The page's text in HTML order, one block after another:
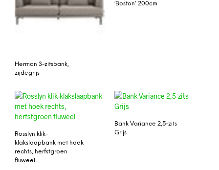
Herman 3-zitsbank,
zijdegrijs
‘Boston’ 200cm
Rosslyn klik-
klakslaapbank met hoek
rechts, herfstgroen
fluweel
Bank Variance 2,5-zits
Grijs